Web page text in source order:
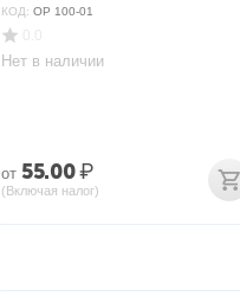
КОД: ОР 100-01
Нет в наличии
от 55.00₽
(Включая налог)